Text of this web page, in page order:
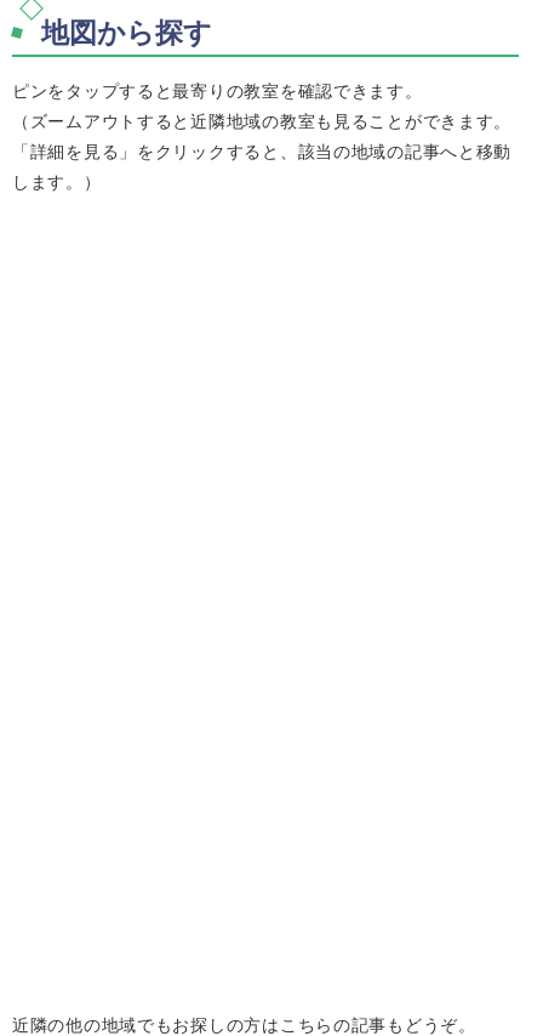
地図から探す
ピンをタップすると最寄りの教室を確認できます。
（ズームアウトすると近隣地域の教室も見ることができます。
「詳細を見る」をクリックすると、該当の地域の記事へと移動
します。）
近隣の他の地域でもお探しの方はこちらの記事もどうぞ。